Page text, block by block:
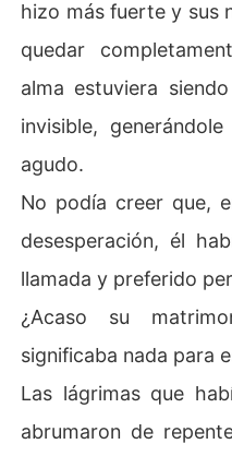
hizo más fuerte y sus
quedar
alma estuviera
invisible,
agudo.
No podía creer que,
desesperación, él
llamada y preferido
¿Acaso su
significaba nada para
Las lágrimas que
abrumaron de